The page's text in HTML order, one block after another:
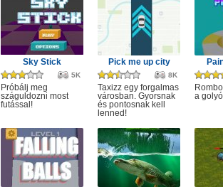
Sky Stick
5K
Próbálj meg
száguldozni most
futással!
Pick me up city
8K
Taxizz egy forgalmas
városban. Gyorsnak
és pontosnak kell
lenned!
a